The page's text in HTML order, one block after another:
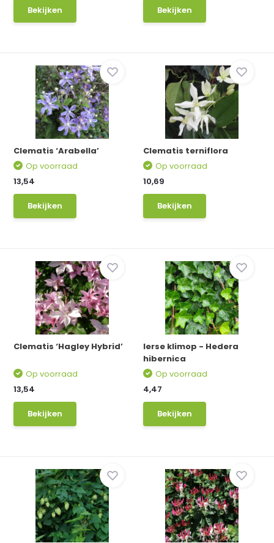
Bekijken Bekijken
Clematis ‘Arabella’
Op voorraad
13,54
Bekijken
Clematis terniflora
Op voorraad
10,69
Bekijken
Clematis ‘Hagley Hybrid’
Op voorraad
13,54
Bekijken
Ierse klimop - Hedera
hibernica
Op voorraad
4,47
Bekijken